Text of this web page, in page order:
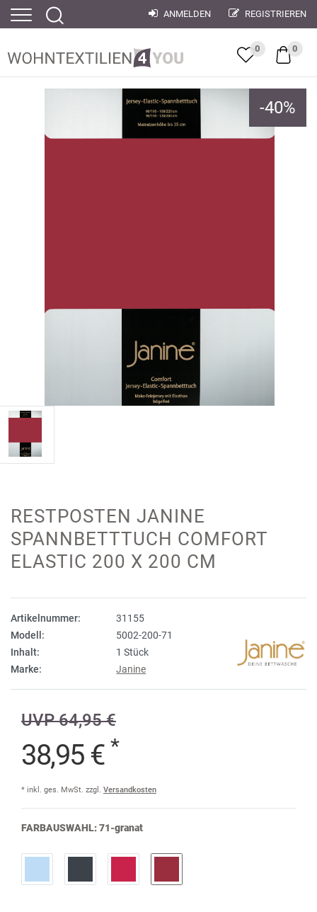
ANMELDEN REGISTRIEREN
0 0
-40%
RESTPOSTEN JANINE
SPANNBETTTUCH COMFORT
ELASTIC 200 X 200 CM
Artikelnummer:
31155
Modell:
5002-200-71
Inhalt:
1 Stück
Marke:
Janine
UVP 64,95 €
38,95 € *
* inkl. ges. MwSt. zzgl. Versandkosten
FARBAUSWAHL:71-granat